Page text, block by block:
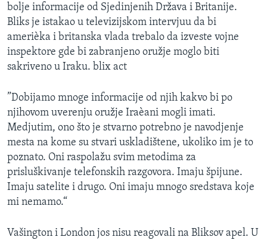
MEDICINA
KULTURA
DRUŠTVO
SPORT
INTERVJU
Jezici
bolje informacije od Sjedinjenih Država i Britanije.
Bliks je istakao u televizijskom intervjuu da bi
amerièka i britanska vlada trebalo da izveste vojne
inspektore gde bi zabranjeno oružje moglo biti
sakriveno u Iraku. blix act
”Dobijamo mnoge informacije od njih kakvo bi po
njihovom uverenju oružje Iraèani mogli imati.
Medjutim, ono što je stvarno potrebno je navodjenje
mesta na kome su stvari uskladištene, ukoliko im je to
poznato. Oni raspolažu svim metodima za
prisluškivanje telefonskih razgovora. Imaju špijune.
Imaju satelite i drugo. Oni imaju mnogo sredstava koje
mi nemamo.“
Vašington i London jos nisu reagovali na Bliksov apel. U